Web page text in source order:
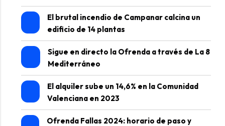
El brutal incendio de Campanar calcina un
edificio de 14 plantas
Sigue en directo la Ofrenda a través de La 8
Mediterráneo
El alquiler sube un 14,6% en la Comunidad
Valenciana en 2023
Ofrenda Fallas 2024: horario de paso y